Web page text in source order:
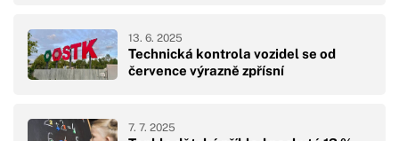
Technická kontrola vozidel se od
července výrazně zpřísní
13. 6. 2025
7. 7. 2025